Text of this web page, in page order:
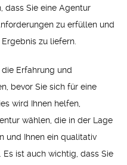
dass Sie eine Agentur
zu erfüllen und
zu liefern.
Erfahrung und
bevor Sie sich für eine
wird Ihnen helfen,
wählen, die in der Lage
und Ihnen ein qualitativ
ist auch wichtig, dass Sie